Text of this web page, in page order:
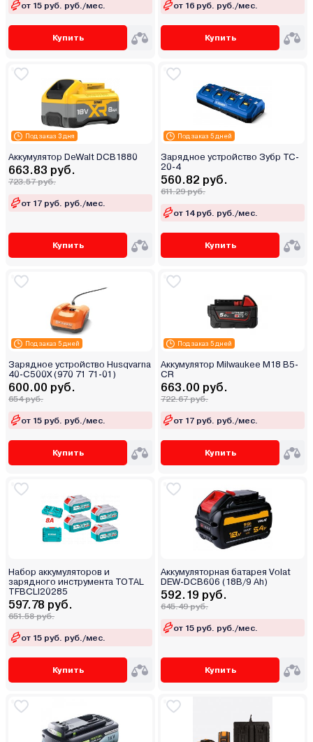
от 15 руб. руб./мес.
Купить
от 16 руб. руб./мес.
Купить
Под заказ 3 дня
Аккумулятор DeWalt DCB1880
663.83 руб.
723.57 руб.
от 17 руб. руб./мес.
Купить
Под заказ 5 дней
Зарядное устройство Зубр TC-
20-4
560.82 руб.
611.29 руб.
от 14 руб. руб./мес.
Купить
Под заказ 5 дней
Зарядное устройство Husqvarna
40-C500X (970 71 71-01)
600.00 руб.
654 руб.
от 15 руб. руб./мес.
Купить
Под заказ 5 дней
Аккумулятор Milwaukee M18 B5-
CR
663.00 руб.
722.67 руб.
от 17 руб. руб./мес.
Купить
Набор аккумуляторов и
зарядного инструмента TOTAL
TFBCLI20285
597.78 руб.
651.58 руб.
от 15 руб. руб./мес.
Купить
Аккумуляторная батарея Volat
DEW-DCB606 (18В/9 Ah)
592.19 руб.
645.49 руб.
от 15 руб. руб./мес.
Купить